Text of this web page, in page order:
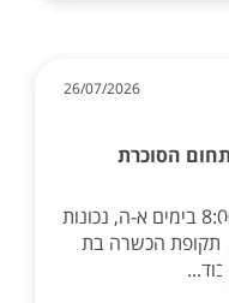
26/07/2026
הסוכרת
משמרת בוקר בין השעות 8:00-16:30 בימים א-ה, נכונות
תקופת הכשרה בת